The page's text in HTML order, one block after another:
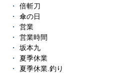
倍斬刀
傘の日
営業
営業時間
坂本九
夏季休業
夏季休業.釣り